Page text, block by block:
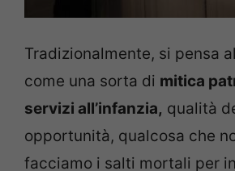
Tradizionalmente, si pensa
come una sorta di mitica
servizi all’infanzia, qualità
opportunità, qualcosa che
facciamo i salti mortali per